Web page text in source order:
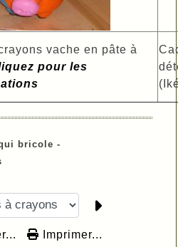
vache en pâte à
pour les
bricole -
Imprimer...